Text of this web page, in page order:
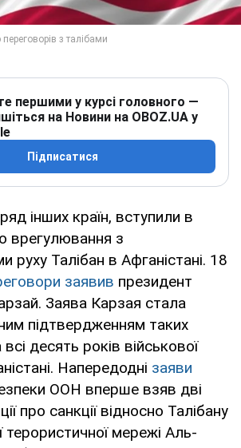
першими у курсі головного —
на Новини на OBOZ.UA у
Підписатися
інших країн, вступили в
врегулювання з
руху Талібан в Афганістані. 18
заявив президент
Заява Карзая стала
підтвердженням таких
десять років військової
Напередодні заяви
ООН вперше взяв дві
про санкції відносно Талібану
терористичної мережі Аль-